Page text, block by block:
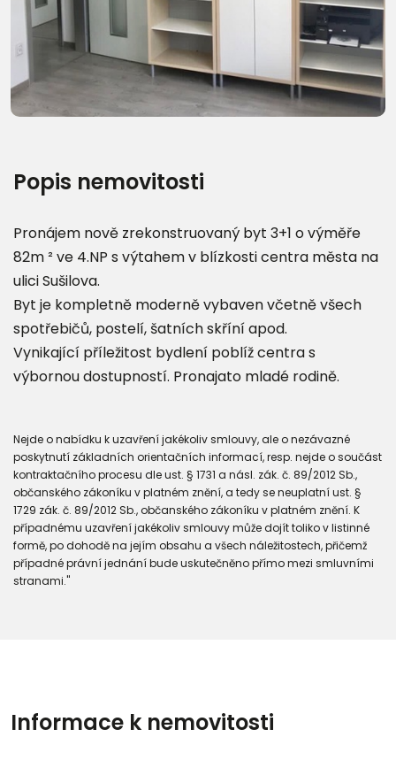
Další fotografie (13)
Popis nemovitosti
Pronájem nově zrekonstruovaný byt 3+1 o výměře
82m ² ve 4.NP s výtahem v blízkosti centra města na
ulici Sušilova.
Byt je kompletně moderně vybaven včetně všech
spotřebičů, postelí, šatních skříní apod.
Vynikající příležitost bydlení poblíž centra s
výbornou dostupností. Pronajato mladé rodině.
Nejde o nabídku k uzavření jakékoliv smlouvy, ale o nezávazné
poskytnutí základních orientačních informací, resp. nejde o součást
kontraktačního procesu dle ust. § 1731 a násl. zák. č. 89/2012 Sb.,
občanského zákoníku v platném znění, a tedy se neuplatní ust. §
1729 zák. č. 89/2012 Sb., občanského zákoníku v platném znění. K
případnému uzavření jakékoliv smlouvy může dojít toliko v listinné
formě, po dohodě na jejím obsahu a všech náležitostech, přičemž
případné právní jednání bude uskutečněno přímo mezi smluvními
stranami."
Informace k nemovitosti